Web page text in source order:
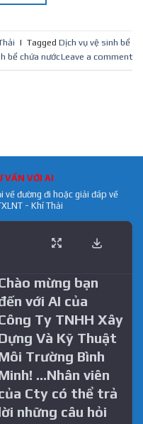
| Tagged Dịch vụ vệ sinh bể
bể chứa nướcLeave a comment
VẤN VỚI AI
về đường đi hoặc giải đáp về
- Khí Thải
mừng bạn
với AI của
Ty TNHH Xây
Và Kỹ Thuật
Trường Bình
…Nhân viên
Cty có thể trả
những câu hỏi